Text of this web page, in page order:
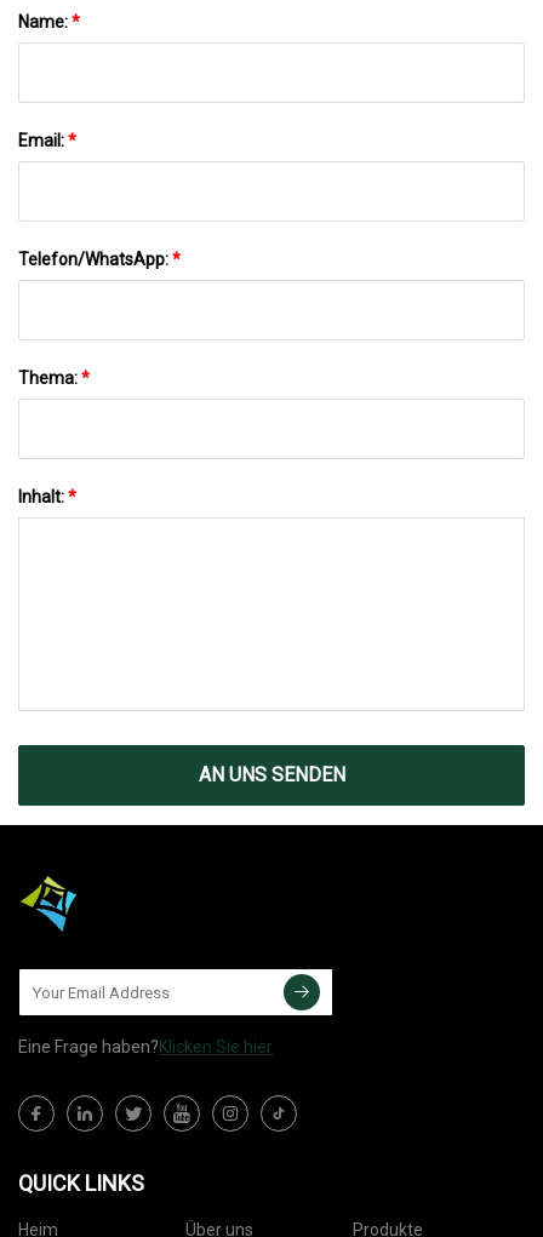
Name:*
Email:*
Telefon/WhatsApp:*
Thema:*
Inhalt:*
AN UNS SENDEN
Eine Frage haben?Klicken Sie hier
QUICK LINKS
Heim Über uns Produkte